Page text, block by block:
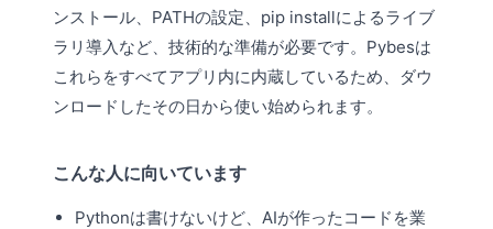
ンストール、PATHの設定、pip installによるライブ
ラリ導入など、技術的な準備が必要です。Pybesは
これらをすべてアプリ内に内蔵しているため、ダウ
ンロードしたその日から使い始められます。
こんな人に向いています
Pythonは書けないけど、AIが作ったコードを業